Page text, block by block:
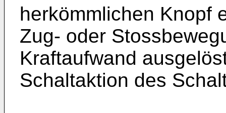
herkömmlichen Knopf
Zug- oder
Kraftaufwand
Schaltaktion des